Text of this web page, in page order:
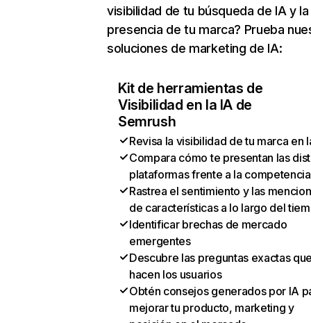
visibilidad de tu búsqueda de IA y la
presencia de tu marca? Prueba
soluciones de marketing de IA:
Kit de herramientas de
Visibilidad en la IA de
Semrush
Revisa la visibilidad de tu marca en
Compara cómo te presentan las
plataformas frente a la competencia
Rastrea el sentimiento y las
de características a lo largo del
Identificar brechas de mercado
emergentes
Descubre las preguntas exactas
hacen los usuarios
Obtén consejos generados por IA
mejorar tu producto, marketing y